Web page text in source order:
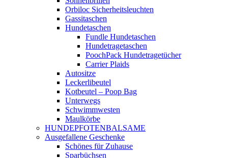
Orbiloc Sicherheitsleuchten
Gassitaschen
Hundetaschen
Fundle Hundetaschen
Hundetragetaschen
PoochPack Hundetragetücher
Carrier Plaids
Autositze
Leckerlibeutel
Kotbeutel – Poop Bag
Unterwegs
Schwimmwesten
Maulkörbe
HUNDEPFOTENBALSAME
Ausgefallene Geschenke
Schönes für Zuhause
Sparbüchsen